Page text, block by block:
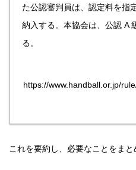
た公認審判員は、認定料を指
納入する。本協会は、公認 A
る。
https://www.handball.or.jp/
これを要約し、必要なことをまと